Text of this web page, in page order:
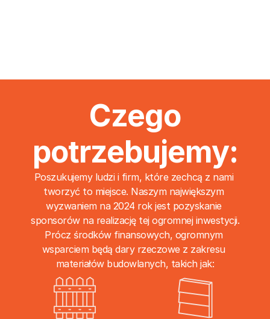
Czego
potrzebujemy:
Poszukujemy ludzi i firm, które zechcą z nami
tworzyć to miejsce. Naszym największym
wyzwaniem na 2024 rok jest pozyskanie
sponsorów na realizację tej ogromnej inwestycji.
Prócz środków finansowych, ogromnym
wsparciem będą dary rzeczowe z zakresu
materiałów budowlanych, takich jak: